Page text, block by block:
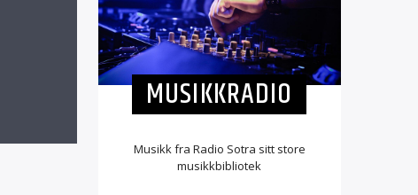
MUSIKKRADIO
Musikk fra Radio Sotra sitt store
musikkbibliotek